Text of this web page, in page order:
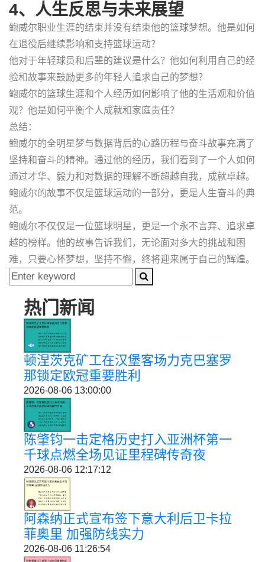
4、人生反思与未来展望
鲍威尔职业生涯的结束并没有结束他的篮球梦想。他是如何
在退役后继续影响和支持篮球运动？
他对于年轻球员和后辈的建议是什么？他如何利用自己的经
验和故事来鼓励更多的年轻人追求自己的梦想？
鲍威尔的篮球生涯和个人经历如何影响了他的生活观和价值
观？他是如何平衡个人成就和家庭责任？
总结：
鲍威尔的全明星梦与数据背后的心路历程与奋斗故事充满了
坚持和奋斗的精神。通过他的经历，我们看到了一个人如何
通过才华、毅力和对数据的理解不断超越自我，成就卓越。
鲍威尔的故事不仅是篮球运动的一部分，更是人生奋斗的典
范。
鲍威尔不仅仅是一位篮球明星，更是一个永不言弃、追求卓
越的榜样。他的故事告诉我们，无论面对多大的挑战和困
难，只要心怀梦想，坚持不懈，终将迎来属于自己的辉煌。
热门新闻
顿涅茨克矿工在汉堡客场力克巴塞罗
那锁定欧冠重要胜利
2026-08-06 13:00:00
陈肇钧一击定格历史打入亚洲杯第一
千球点燃全场见证里程碑传奇夜
2026-08-06 12:17:12
阿森纳正式宣布签下意大利后卫卡拉
菲奥里 加强防线实力
2026-08-06 11:26:54